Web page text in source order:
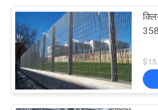
वायर मेष बाड़